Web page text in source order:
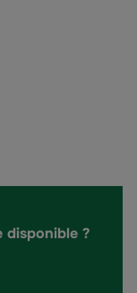
disponible ?